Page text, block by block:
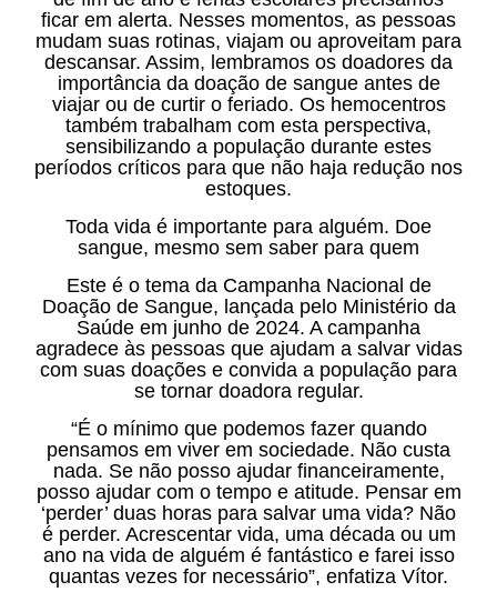
ficar em alerta. Nesses momentos, as pessoas
mudam suas rotinas, viajam ou aproveitam para
descansar. Assim, lembramos os doadores da
importância da doação de sangue antes de
viajar ou de curtir o feriado. Os hemocentros
também trabalham com esta perspectiva,
sensibilizando a população durante estes
períodos críticos para que não haja redução nos
estoques.
Toda vida é importante para alguém. Doe
sangue, mesmo sem saber para quem
Este é o tema da Campanha Nacional de
Doação de Sangue, lançada pelo Ministério da
Saúde em junho de 2024. A campanha
agradece às pessoas que ajudam a salvar vidas
com suas doações e convida a população para
se tornar doadora regular.
“É o mínimo que podemos fazer quando
pensamos em viver em sociedade. Não custa
nada. Se não posso ajudar financeiramente,
posso ajudar com o tempo e atitude. Pensar em
‘perder’ duas horas para salvar uma vida? Não
é perder. Acrescentar vida, uma década ou um
ano na vida de alguém é fantástico e farei isso
quantas vezes for necessário”, enfatiza Vítor.